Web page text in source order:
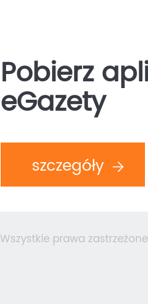
Pobierz
eGazety
szczegóły
Wszystkie prawa